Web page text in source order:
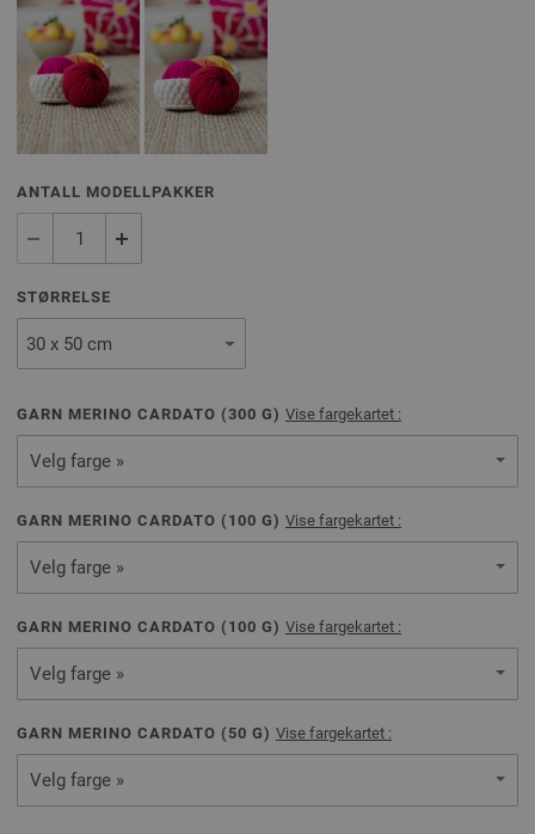
ANTALL MODELLPAKKER
STØRRELSE
GARN MERINO CARDATO (300 G) Vise fargekartet :
Velg farge »
GARN MERINO CARDATO ( 100 G) Vise fargekartet :
Velg farge »
GARN MERINO CARDATO ( 100 G) Vise fargekartet :
Velg farge »
GARN MERINO CARDATO ( 50 G) Vise fargekartet :
Velg farge »